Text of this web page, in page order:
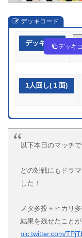
デッキコード
デッキ作成 デッキ
1人回し(１面)
以下本日のマッチで
どの対戦にもドラ
した！
メタ多投＋ヒカリ
結果を残せたこと
pic.twitter.com/